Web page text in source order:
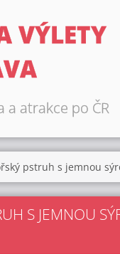
VÝLETY
a atrakce po ČR
pstruh s jemnou
S JEMNOU